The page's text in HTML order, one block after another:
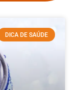
DICA DE SAÚDE